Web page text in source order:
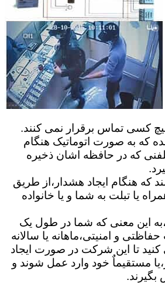
هیچ کسی تماس برقرار نمی کنند.
که به صورت اتوماتیک هنگام
که در حافظه اشان ذخیره
که هنگام ایجاد هشدار،از طریق
یا تبلت به شما و یا خانواده
این معنی که شما در طول یک
و امنیتی،ماهانه یا سالانه
تا این شرکت در صورت ایجاد
مستقیماٌ خود وارد عمل شوند و
بگیرند.